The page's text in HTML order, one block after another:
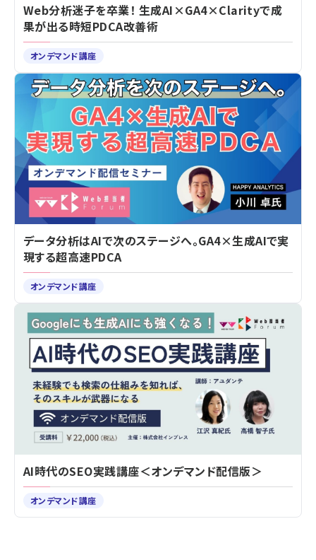
Web分析迷子を卒業！ 生成AI×GA4×Clarityで成
果が出る時短PDCA改善術
オンデマンド講座
データ分析はAIで次のステージへ。GA4×生成AIで実
現する超高速PDCA
オンデマンド講座
AI時代のSEO実践講座＜オンデマンド配信版＞
オンデマンド講座